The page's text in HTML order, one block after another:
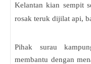
Kelantan kian sempit
rosak teruk dijilat api,
Pihak surau
membantu dengan